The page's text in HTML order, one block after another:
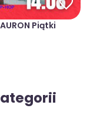
Piątki